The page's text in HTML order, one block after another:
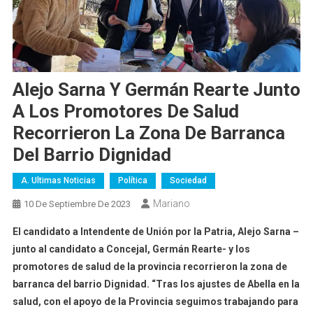
Alejo Sarna Y Germán Rearte Junto
A Los Promotores De Salud
Recorrieron La Zona De Barranca
Del Barrio Dignidad
A. Ultimas Noticias Política Sociedad
10 De Septiembre De 2023 Mariano
El candidato a Intendente de Unión por la Patria, Alejo Sarna –
junto al candidato a Concejal, Germán Rearte- y los
promotores de salud de la provincia recorrieron la zona de
barranca del barrio Dignidad. “Tras los ajustes de Abella en la
salud, con el apoyo de la Provincia seguimos trabajando para